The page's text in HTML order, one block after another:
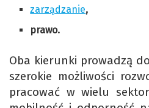
zarządzanie,
prawo.
Oba kierunki prowadzą
szerokie możliwości
pracować w wielu